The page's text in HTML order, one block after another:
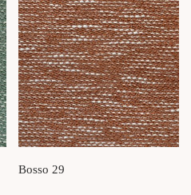
Bosso 29